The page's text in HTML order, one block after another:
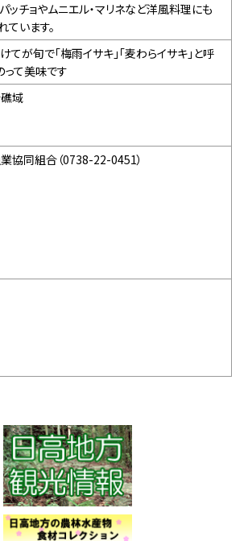
ッチョやムニエル・マリネなど洋風料理にも
ています。
てが旬で「梅雨イサキ」「麦わらイサキ」と呼
って美味です
域
協同組合（0738-22-0451）